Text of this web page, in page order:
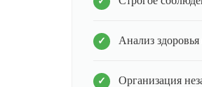
Анализ
Организация